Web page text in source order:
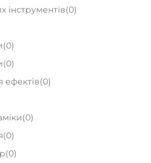
інструментів(0)
(0)
(0)
(0)
(0)
(0)
(0)